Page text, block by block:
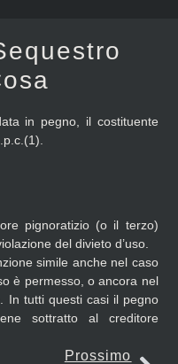
in pegno, il costituente
pignoratizio (o il terzo)
del divieto d’uso.
simile anche nel caso
è permesso, o ancora nel
In tutti questi casi il pegno
sottratto al creditore
Prossimo